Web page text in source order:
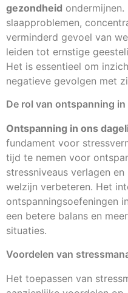
gezondheid ondermijnen.
slaapproblemen,
verminderd gevoel van
leiden tot ernstige
Het is essentieel om
negatieve gevolgen met
De rol van ontspanning
Ontspanning in ons
fundament voor
tijd te nemen voor
stressniveaus verlagen
welzijn verbeteren. Het
ontspanningsoefeningen
een betere balans en
situaties.
Voordelen van
Het toepassen van